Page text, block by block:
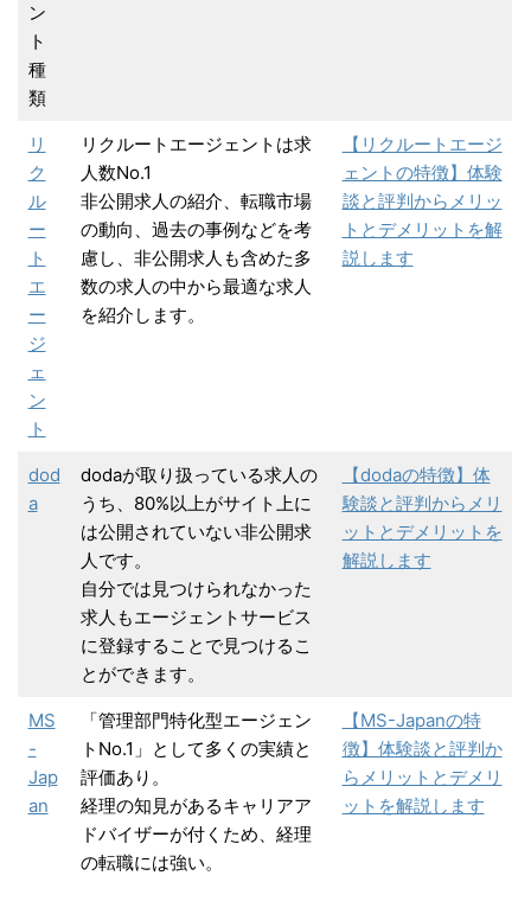
ン
ト
種
類
リ
ク
ル
ー
ト
エ
ー
ジ
ェ
ン
ト
リクルートエージェントは求
人数No.1
非公開求人の紹介、転職市場
の動向、過去の事例などを考
慮し、非公開求人も含めた多
数の求人の中から最適な求人
を紹介します。
【リクルートエージ
ェントの特徴】体験
談と評判からメリッ
トとデメリットを解
説します
dod
a
dodaが取り扱っている求人の
うち、80%以上がサイト上に
は公開されていない非公開求
人です。
自分では見つけられなかった
求人もエージェントサービス
に登録することで見つけるこ
とができます。
【dodaの特徴】体
験談と評判からメリ
ットとデメリットを
解説します
MS
-
Jap
an
「管理部門特化型エージェン
トNo.1」として多くの実績と
評価あり。
経理の知見があるキャリアア
ドバイザーが付くため、経理
の転職には強い。
【MS-Japanの特
徴】体験談と評判か
らメリットとデメリ
ットを解説します